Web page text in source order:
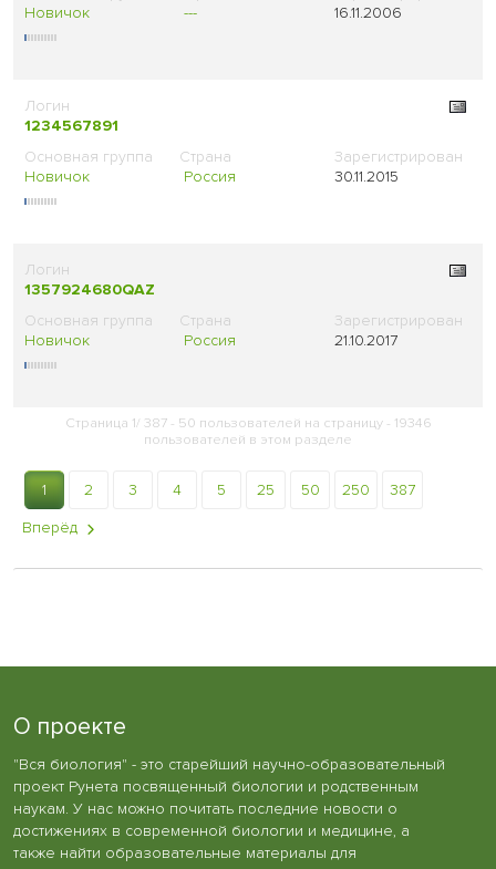
Новичок --- 16.11.2006
1234567891
Новичок Россия 30.11.2015
1357924680QAZ
Новичок Россия 21.10.2017
Страница 1/ 387 - 50 пользователей на страницу - 19346
пользователей в этом разделе
1 2 3 4 5 25 50 250
387
Вперёд
О проекте
"Вся биология" - это старейший научно-образовательный
проект Рунета посвященный биологии и родственным
наукам. У нас можно почитать последние новости о
достижениях в современной биологии и медицине, а
также найти образовательные материалы для